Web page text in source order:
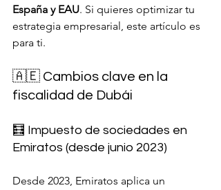
España y EAU. Si quieres optimizar tu
estrategia empresarial, este artículo es
para ti.
🇦🇪 Cambios clave en la
fiscalidad de Dubái
🧮 Impuesto de sociedades en
Emiratos (desde junio 2023)
Desde 2023, Emiratos aplica un